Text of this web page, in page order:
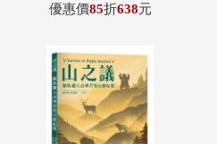
優惠價85折638元